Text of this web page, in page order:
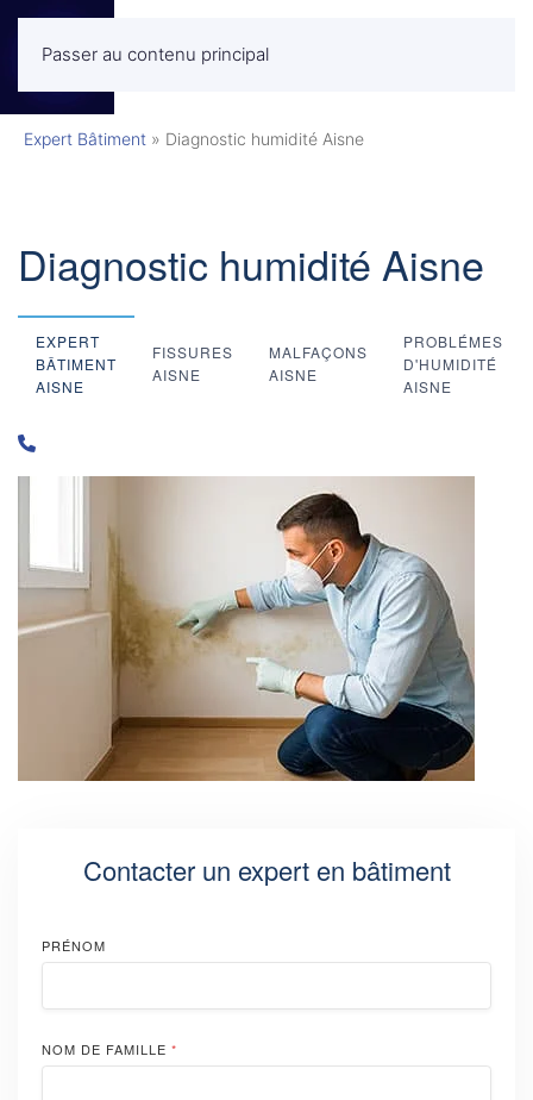
Passer au contenu principalMENU
Expert Bâtiment » Diagnostic humidité Aisne
Diagnostic humidité Aisne
EXPERT
BÂTIMENT
AISNE
FISSURES
AISNE
MALFAÇONS
AISNE
PROBLÉMES
D'HUMIDITÉ
AISNE
Contacter un expert en bâtiment
PRÉNOM
NOM DE FAMILLE *